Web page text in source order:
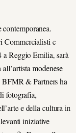
Commercialisti e
Reggio Emilia, sarà
modenese
& Partners ha
fotografia,
e della cultura in
iniziative